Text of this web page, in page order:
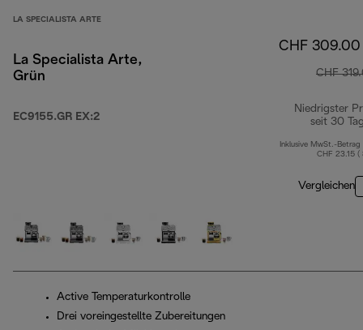
LA SPECIALISTA ARTE
La Specialista Arte,
Grün
EC9155.GR EX:2
CHF 309.00
CHF
Niedrigster
seit 30
Inklusive MwSt.-Betrag
CHF 23.15 (
Vergleichen
Active Temperaturkontrolle
Drei voreingestellte Zubereitungen